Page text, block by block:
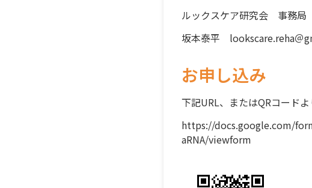
ルックスケア研究会 事務局
坂本泰平 lookscare.reha＠
お申し込み
下記URL、またはQRコードよ
https://docs.google.com/
aRNA/viewform